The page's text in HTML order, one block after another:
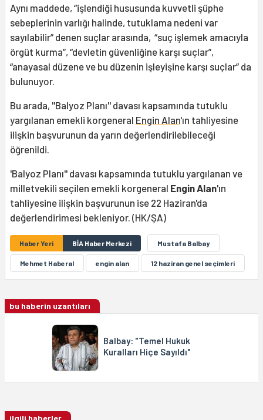
Aynı maddede, “işlendiği hususunda kuvvetli şüphe
sebeplerinin varlığı halinde, tutuklama nedeni var
sayılabilir” denen suçlar arasında, “suç işlemek amacıyla
örgüt kurma”, “devletin güvenliğine karşı suçlar”,
“anayasal düzene ve bu düzenin işleyişine karşı suçlar” da
bulunuyor.
Bu arada, ''Balyoz Planı'' davası kapsamında tutuklu
yargılanan emekli korgeneral Engin Alan'ın tahliyesine
ilişkin başvurunun da yarın değerlendirilebileceği
öğrenildi.
'Balyoz Planı'' davası kapsamında tutuklu yargılanan ve
milletvekili seçilen emekli korgeneral Engin Alan'ın
tahliyesine ilişkin başvurunun ise 22 Haziran'da
değerlendirimesi bekleniyor. (HK/ŞA)
Haber Yeri BİA Haber Merkezi Mustafa Balbay
Mehmet Haberal engin alan 12 haziran genel seçimleri
bu haberin uzantıları
Balbay: "Temel Hukuk
Kuralları Hiçe Sayıldı"
ilgili haberler